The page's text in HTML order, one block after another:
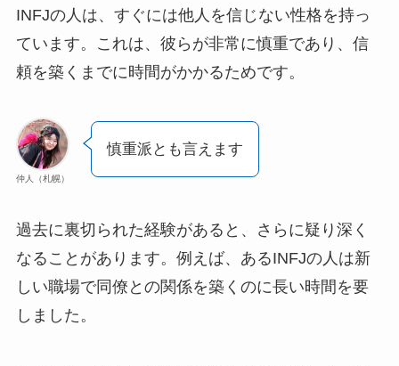
INFJの人は、すぐには他人を信じない性格を持っ
ています。これは、彼らが非常に慎重であり、信
頼を築くまでに時間がかかるためです。
仲人（札幌）
慎重派とも言えます
過去に裏切られた経験があると、さらに疑り深く
なることがあります。例えば、あるINFJの人は新
しい職場で同僚との関係を築くのに長い時間を要
しました。